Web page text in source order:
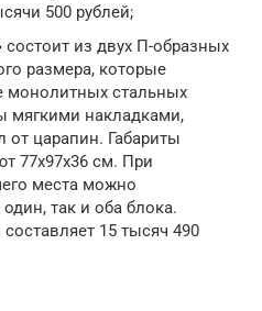
500 рублей;
из двух П-образных
размера, которые
стальных
мягкими накладками,
царапин. Габариты
77х97х36 см. При
места можно
так и оба блока.
15 тысяч 490